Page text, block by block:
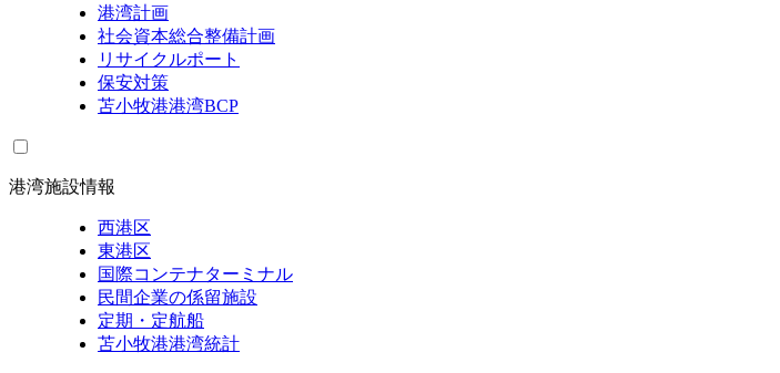
港湾計画
社会資本総合整備計画
リサイクルポート
保安対策
苫小牧港港湾BCP
港湾施設情報
西港区
東港区
国際コンテナターミナル
民間企業の係留施設
定期・定航船
苫小牧港港湾統計